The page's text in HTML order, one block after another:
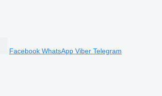
Facebook WhatsApp Viber Telegram